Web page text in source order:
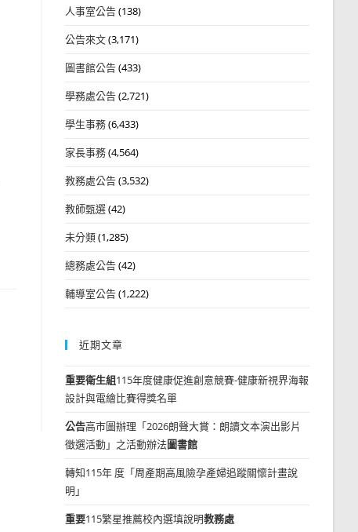
人事室公告(138)
公告來文(3,171)
圖書館公告(433)
學務處公告(2,721)
學生事務(6,433)
家長事務(4,564)
教務處公告(3,532)
教師甄選(42)
未分類(1,285)
總務處公告(42)
輔導室公告(1,222)
近期文章
重要衛生組115年度健康促進創意競賽-健康新視界海報
設計與電繪比賽得獎名單
公告高市圖辦理「2026朗聲大賞：朗讀文本演出影片
徵選活動」之活動辦法圖書館
轉知115年 度「周產期高風險孕產婦追蹤關懷計畫說
明」
重要115繁星推薦校內選填說明教務處